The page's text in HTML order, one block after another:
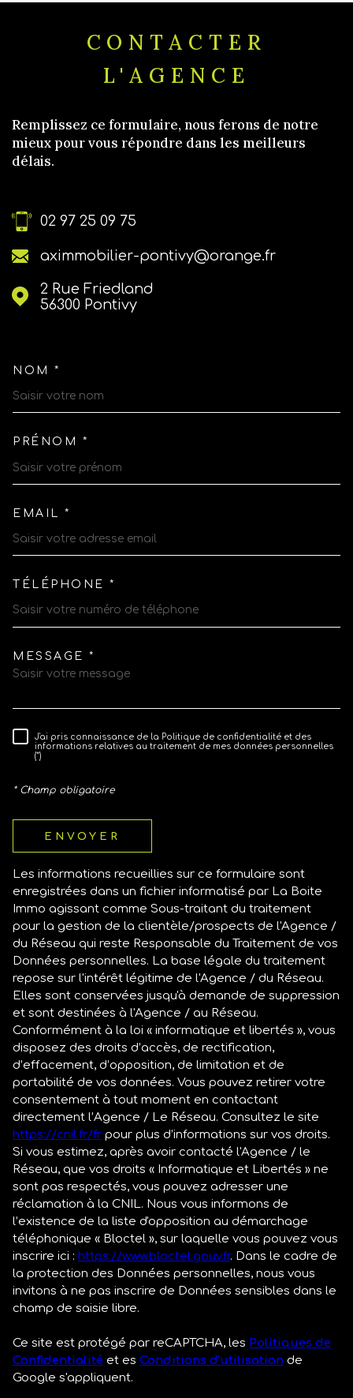
CONTACTER
L'AGENCE
Remplissez ce formulaire, nous ferons de notre
mieux pour vous répondre dans les meilleurs
délais.
02 97 25 09 75
aximmobilier-pontivy@orange.fr
2 Rue Friedland
56300
Pontivy
NOM *
PRÉNOM *
EMAIL *
TÉLÉPHONE *
MESSAGE *
RÈGLEMENTATION
J'ai pris connaissance de la Politique de confidentialité et des
informations relatives au traitement de mes données personnelles
(*)
* Champ obligatoire
ENVOYER
Les informations recueillies sur ce formulaire sont
enregistrées dans un fichier informatisé par La Boite
Immo agissant comme Sous-traitant du traitement
pour la gestion de la clientèle/prospects de l'Agence /
du Réseau qui reste Responsable du Traitement de vos
Données personnelles. La base légale du traitement
repose sur l'intérêt légitime de l'Agence / du Réseau.
Elles sont conservées jusqu'à demande de suppression
et sont destinées à l'Agence / au Réseau.
Conformément à la loi « informatique et libertés », vous
disposez des droits d’accès, de rectification,
d’effacement, d’opposition, de limitation et de
portabilité de vos données. Vous pouvez retirer votre
consentement à tout moment en contactant
directement l’Agence / Le Réseau. Consultez le site
https://cnil.fr/fr pour plus d’informations sur vos droits.
Si vous estimez, après avoir contacté l'Agence / le
Réseau, que vos droits « Informatique et Libertés » ne
sont pas respectés, vous pouvez adresser une
réclamation à la CNIL. Nous vous informons de
l’existence de la liste d'opposition au démarchage
téléphonique « Bloctel », sur laquelle vous pouvez vous
inscrire ici : https://www.bloctel.gouv.fr. Dans le cadre de
la protection des Données personnelles, nous vous
invitons à ne pas inscrire de Données sensibles dans le
champ de saisie libre.
Ce site est protégé par reCAPTCHA, les Politiques de
Confidentialité et es Conditions d'utilisation de
Google s'appliquent.